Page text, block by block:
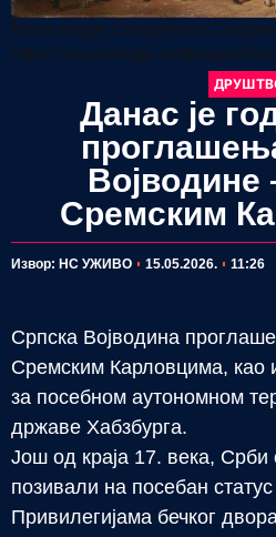
Mass Image Compressor
https://sourceforge.net/projects/
Данас је
Војводине
Сремским
Извор: НС УЖИВО 15.05.2026. 11:26
Српска Војводина
Сремским Карловцима, као
за посебном аутономном
државе Хабзбурга.
Још од краја 17. века, Срби
позивали на посебан
Привилегијама бечког